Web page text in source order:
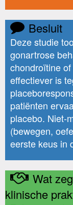
Besluit
Deze studie
gonartrose
chondroïtine
effectiever is
patiënten
placebo. Niet-
(bewegen,
eerste keus in
Wat
klinische